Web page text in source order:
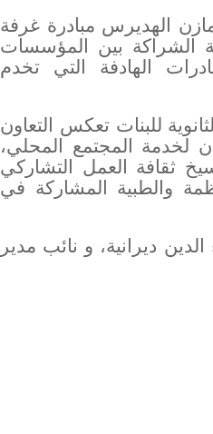
مازن الهديرس مبادرة غرفة
الشراكة بين المؤسسات
الهادفة التي تخدم
للبنات تعكس التعاون
لخدمة المجتمع المحلي،
ثقافة العمل التشاركي
والطبية المشاركة في
ديرانية، و نائب مدير